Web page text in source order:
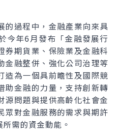
的過程中，金融產業向來具
今年6月發布「金融發展行
券期貨業、保險業及金融科
金融整併、強化公司治理等
造為一個具前瞻性及國際競
助金融的力量，支持創新轉
源問題與提供高齡化社會金
眾對金融服務的需求與期許
需的資金動能。